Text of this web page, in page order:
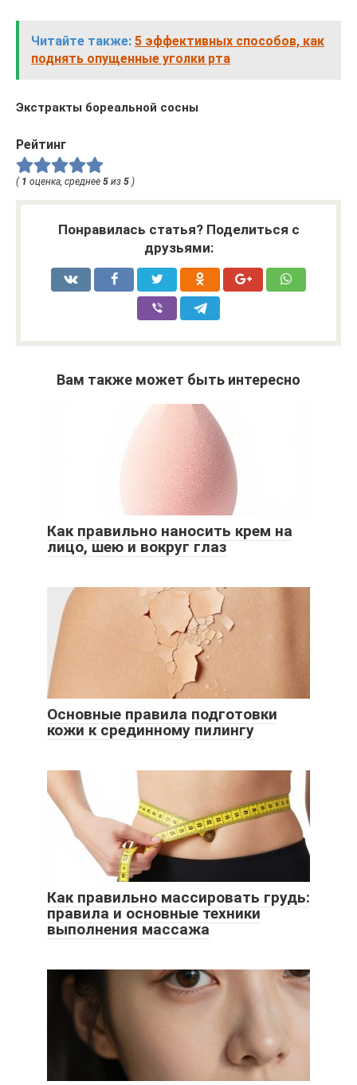
Читайте также: 5 эффективных способов, как
поднять опущенные уголки рта
Экстракты бореальной сосны
Рейтинг
( 1 оценка, среднее 5 из 5 )
Понравилась статья? Поделиться с
друзьями:
Вам также может быть интересно
Как правильно наносить крем на
лицо, шею и вокруг глаз
Основные правила подготовки
кожи к срединному пилингу
Как правильно массировать грудь:
правила и основные техники
выполнения массажа